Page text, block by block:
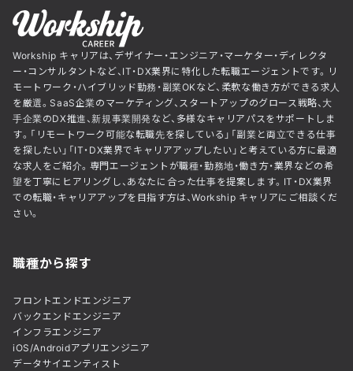
Workship キャリアは、デザイナー・エンジニア・マーケター・ディレクタ
ー・コンサルタントなど、IT・DX業界に特化した転職エージェントです。リ
モートワーク・ハイブリッド勤務・副業OKなど、柔軟な働き方ができる求人
を厳選。SaaS企業のマーケティング、スタートアップのグロース戦略、大
手企業のDX推進、新規事業開発など、多様なキャリアパスをサポートしま
す。「リモートワーク可能な転職先を探している」「副業と両立できる仕事
を探したい」「IT・DX業界でキャリアアップしたい」と考えている方に最適
な求人をご紹介。専門エージェントが職種・勤務地・働き方・業界などの希
望を丁寧にヒアリングし、あなたに合った仕事を提案します。IT・DX業界
での転職・キャリアアップを目指す方は、Workship キャリアにご相談くだ
さい。
職種から探す
フロントエンドエンジニア
バックエンドエンジニア
インフラエンジニア
iOS/Androidアプリエンジニア
データサイエンティスト